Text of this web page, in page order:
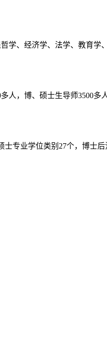
、经济学、法学、教育学
人，博、硕士生导师3500多
专业学位类别27个，博士